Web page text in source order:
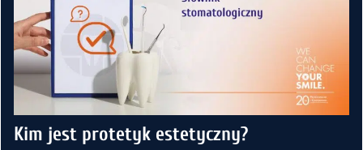
Kim jest protetyk estetyczny?